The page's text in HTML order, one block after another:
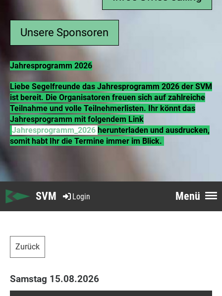
Unsere Sponsoren
Jahresprogramm 2026
Liebe Segelfreunde das Jahresprogramm 2026 der SVM
ist bereit. Die Organisatoren freuen sich auf zahlreiche
Teilnahme und volle Teilnehmerlisten. Ihr könnt das
Jahresprogramm mit folgendem Link
Jahresprogramm_2026 herunterladen und ausdrucken,
somit habt Ihr die Termine immer im Blick.
Menü
Login
SVM
Zurück
Samstag 15.08.2026